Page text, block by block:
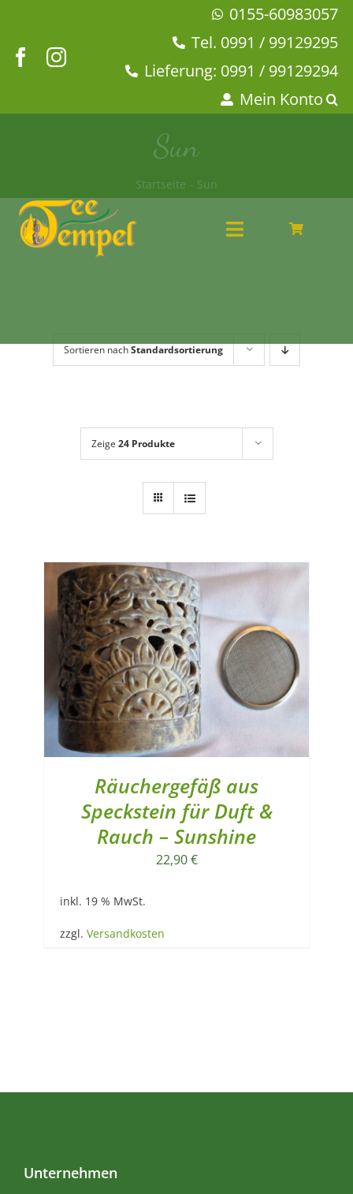
springen
0155-60983057
Tel. 0991 / 99129295
Lieferung: 0991 / 99129294
Mein Konto
Toggle
Geschirr
Über mich
Sun
Startseite Sun
Sortieren nachStandardsortierung
Zeige 24 Produkte
Räuchergefäß aus
Speckstein für Duft &
Rauch – Sunshine
22,90€
inkl. 19 % MwSt.
zzgl. Versandkosten
Unternehmen